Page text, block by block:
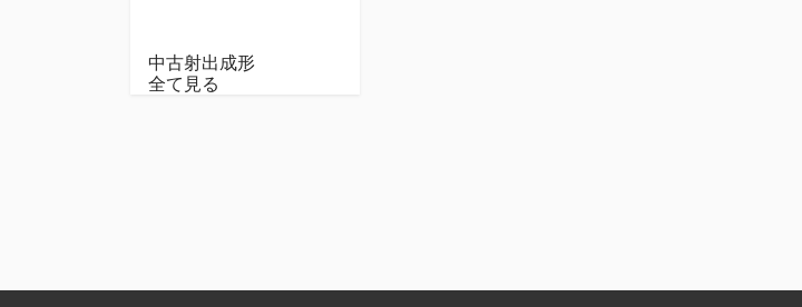
中古射出成形
全て見る